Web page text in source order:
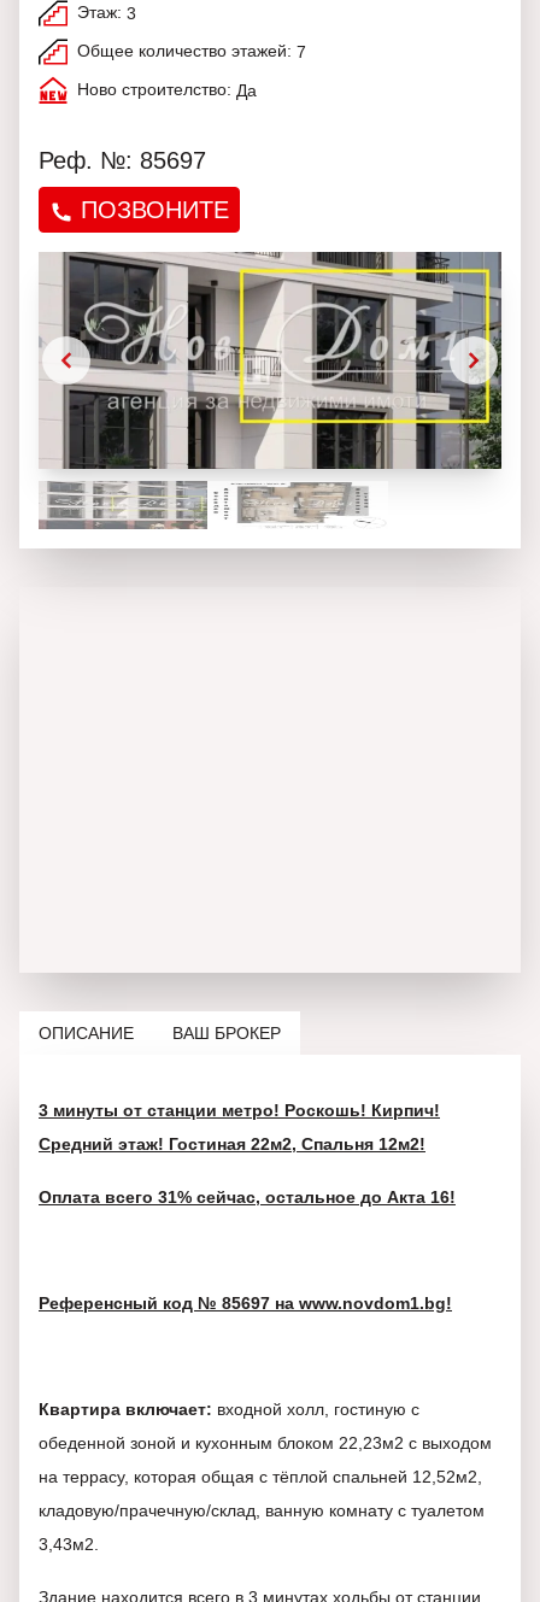
Этаж: 3
Общее количество этажей: 7
Ново строителство: Да
Реф. №: 85697
ПОЗВОНИТЕ
ОПИСАНИЕ ВАШ БРОКЕР
3 минуты от станции метро! Роскошь! Кирпич!
Средний этаж! Гостиная 22м2, Спальня 12м2!
Оплата всего 31% сейчас, остальное до Акта 16!
Референсный код № 85697 на www.novdom1.bg!
Квартира включает: входной холл, гостиную с
обеденной зоной и кухонным блоком 22,23м2 с выходом
на террасу, которая общая с тёплой спальней 12,52м2,
кладовую/прачечную/склад, ванную комнату с туалетом
3,43м2.
Здание находится всего в 3 минутах ходьбы от станции